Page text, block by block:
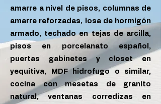
amarre a nivel de pisos, columnas de
amarre reforzadas, losa de hormigón
armado, techado en tejas de arcilla,
pisos en porcelanato español,
puertas gabinetes y closet en
yequitiva, MDF hidrofugo o similar,
cocina con mesetas de granito
natural, ventanas corredizas en